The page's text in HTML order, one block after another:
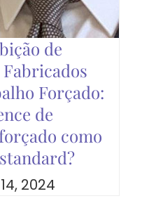
de
Forçado:
de
como
2024